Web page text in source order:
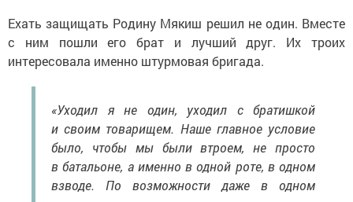
Ехать защищать Родину Мякиш решил не один. Вместе
с ним пошли его брат и лучший друг. Их троих
интересовала именно штурмовая бригада.
«Уходил я не один, уходил с братишкой
и своим товарищем. Наше главное условие
было, чтобы мы были втроем, не просто
в батальоне, а именно в одной роте, в одном
взводе. По возможности даже в одном